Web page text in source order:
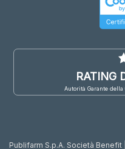
RATING
Autorità Garante
Publifarm S.p.A. Società